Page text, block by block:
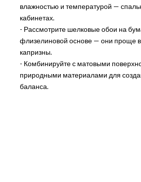
влажностью и температурой —
кабинетах.
- Рассмотрите шелковые обои на
флизелиновой основе — они проще
капризны.
- Комбинируйте с матовыми
природными материалами для
баланса.